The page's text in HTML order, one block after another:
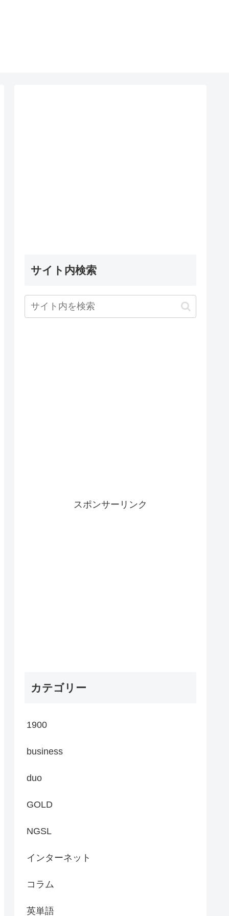
サイト内検索
スポンサーリンク
カテゴリー
1900
business
duo
GOLD
NGSL
インターネット
コラム
英単語